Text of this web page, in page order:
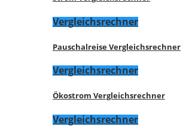
Vergleichsrechner
Pauschalreise Vergleichsrechner
Vergleichsrechner
Ökostrom Vergleichsrechner
Vergleichsrechner